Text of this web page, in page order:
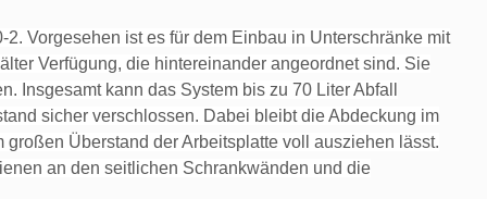
Vorgesehen ist es für dem Einbau in Unterschränke mit
Verfügung, die hintereinander angeordnet sind. Sie
Insgesamt kann das System bis zu 70 Liter Abfall
sicher verschlossen. Dabei bleibt die Abdeckung im
Überstand der Arbeitsplatte voll ausziehen lässt.
an den seitlichen Schrankwänden und die